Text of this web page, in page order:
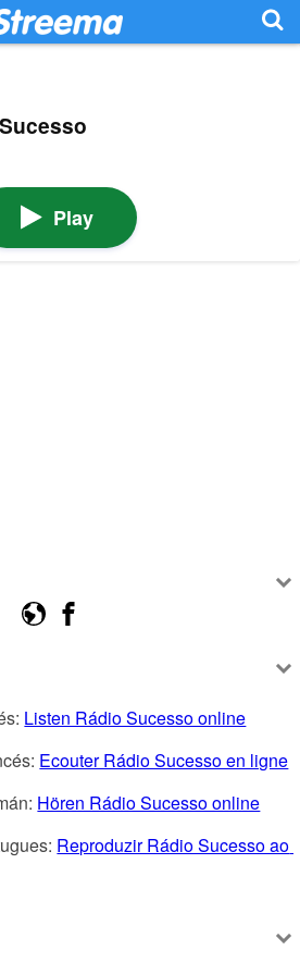
Play
Listen Rádio Sucesso online
Ecouter Rádio Sucesso en ligne
Hören Rádio Sucesso online
Reproduzir Rádio Sucesso ao